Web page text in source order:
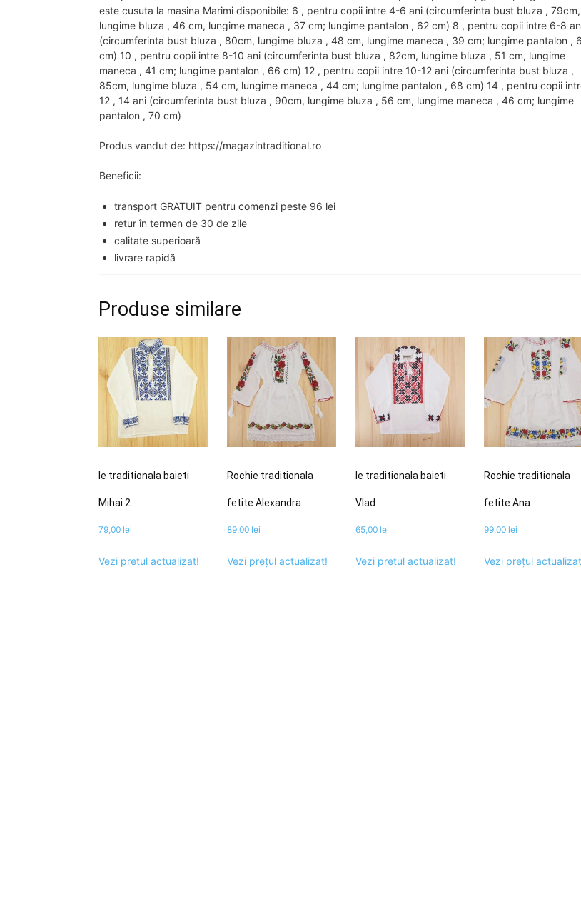
este cusuta la masina Marimi disponibile: 6 , pentru copii intre 4-6 ani (circumferinta bust bluza , 79cm,
lungime bluza , 46 cm, lungime maneca , 37 cm; lungime pantalon , 62 cm) 8 , pentru copii intre 6-8
(circumferinta bust bluza , 80cm, lungime bluza , 48 cm, lungime maneca , 39 cm; lungime pantalon ,
cm) 10 , pentru copii intre 8-10 ani (circumferinta bust bluza , 82cm, lungime bluza , 51 cm, lungime
maneca , 41 cm; lungime pantalon , 66 cm) 12 , pentru copii intre 10-12 ani (circumferinta bust bluza ,
85cm, lungime bluza , 54 cm, lungime maneca , 44 cm; lungime pantalon , 68 cm) 14 , pentru copii
12 , 14 ani (circumferinta bust bluza , 90cm, lungime bluza , 56 cm, lungime maneca , 46 cm; lungime
pantalon , 70 cm)
Produs vandut de: https://magazintraditional.ro
Beneficii:
transport GRATUIT pentru comenzi peste 96 lei
retur în termen de 30 de zile
calitate superioară
livrare rapidă
Produse similare
Ie traditionala baieti
Mihai 2
79,00 lei
Vezi prețul actualizat!
Rochie traditionala
fetite Alexandra
89,00 lei
Vezi prețul actualizat!
Ie traditionala baieti
Vlad
65,00 lei
Vezi prețul actualizat!
Rochie traditionala
fetite Ana
99,00 lei
Vezi prețul